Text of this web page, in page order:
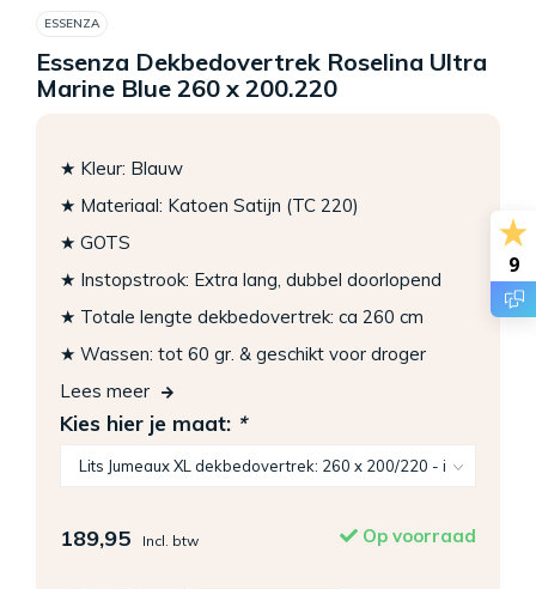
ESSENZA
Essenza Dekbedovertrek Roselina Ultra
Marine Blue 260 x 200.220
★ Kleur: Blauw
★ Materiaal: Katoen Satijn (TC 220)
★ GOTS
★ Instopstrook: Extra lang, dubbel doorlopend
★ Totale lengte dekbedovertrek: ca 260 cm
★ Wassen: tot 60 gr. & geschikt voor droger
Lees meer
Kies hier je maat: *
189,95 Incl. btw Op voorraad
9